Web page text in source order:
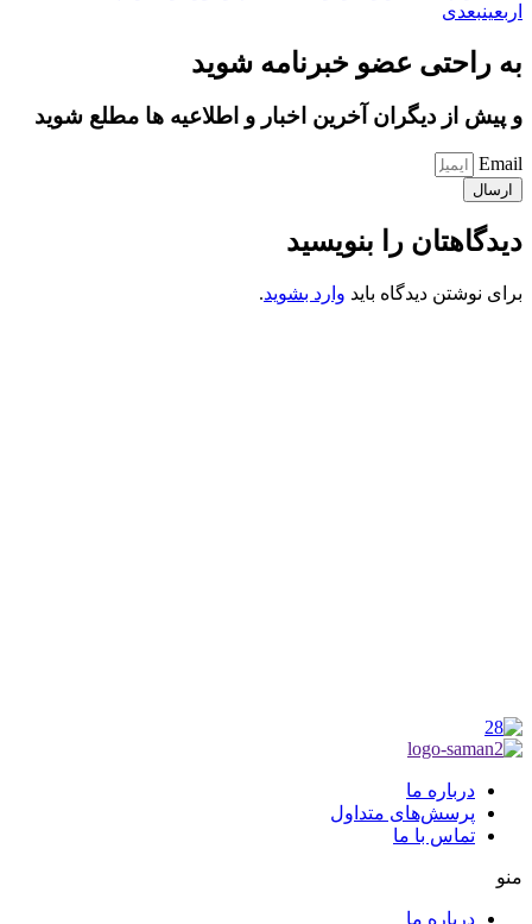
اربعینبعدی
به راحتی عضو خبرنامه شوید
و پیش از دیگران آخرین اخبار و اطلاعیه ها مطلع شوید
Email
ارسال
دیدگاهتان را بنویسید
برای نوشتن دیدگاه باید وارد بشوید.
درباره ما
پرسش‌های متداول
تماس با ما
منو
درباره ما